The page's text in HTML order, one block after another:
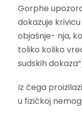
Gorphe
dokazuje
objašnje- nja,
toliko koliko
sudskih
Iz čega
u fizičkoj